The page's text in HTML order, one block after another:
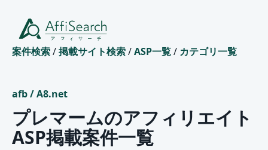
案件検索/掲載サイト検索/ASP一覧/ カテゴリ一覧
afb/A8.net
プレマームのアフィリエイト
ASP掲載案件一覧